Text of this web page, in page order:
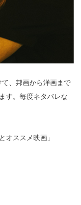
、邦画から洋画まで
す。毎度ネタバレな
オススメ映画」